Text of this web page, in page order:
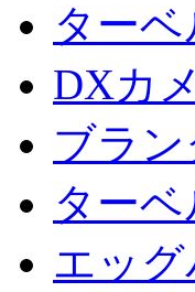
ター
DXカ
ブラ
ター
エッ